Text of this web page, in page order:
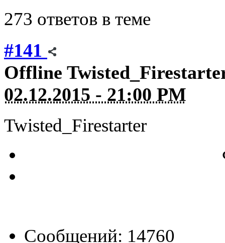
273 ответов в теме
#141
Offline
02.12.2015 - 21:00 PM
Twisted_Firestarter
Сообщений: 14760